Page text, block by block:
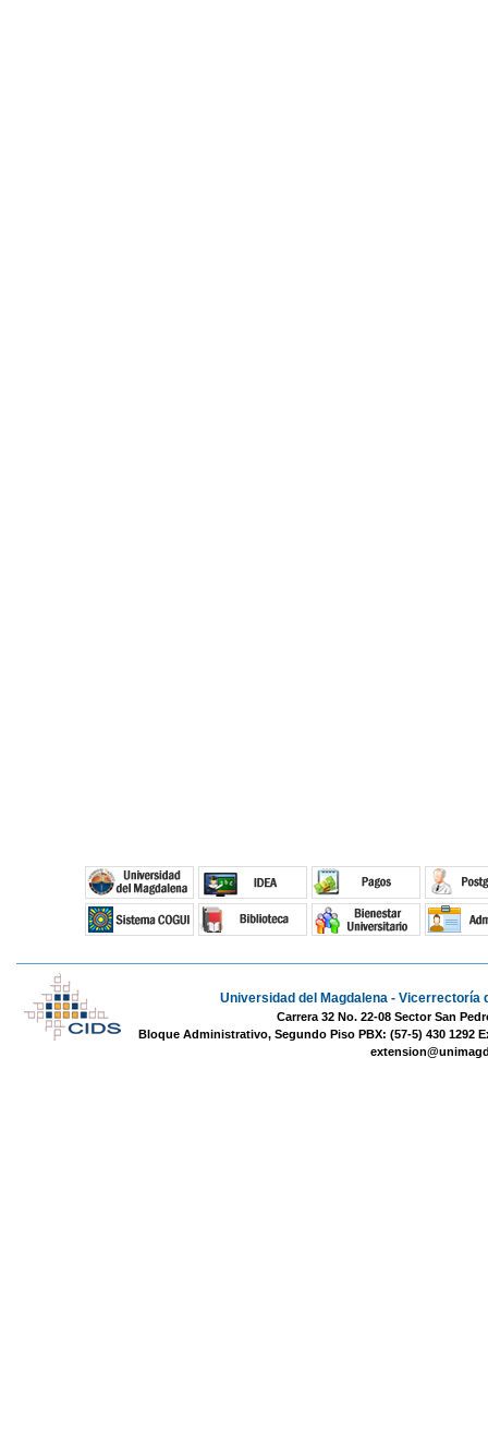
Universidad del Magdalena - Vicerrectoría
Carrera 32 No. 22-08 Sector San
Bloque Administrativo, Segundo Piso PBX: (57-5) 430 1292